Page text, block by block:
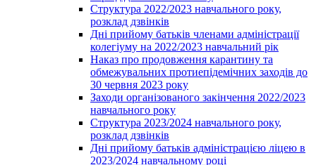
Структура 2022/2023 навчального року,
розклад дзвінків
Дні прийому батьків членами адміністрації
колегіуму на 2022/2023 навчальний рік
Наказ про продовження карантину та
обмежувальних протиепідемічних заходів до
30 червня 2023 року
Заходи організованого закінчення 2022/2023
навчального року
Структура 2023/2024 навчального року,
розклад дзвінків
Дні прийому батьків адміністрацією ліцею в
2023/2024 навчальному році